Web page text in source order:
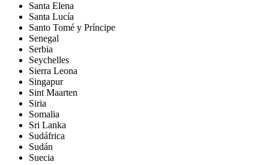
Santa Elena
Santa Lucía
Santo Tomé y Príncipe
Senegal
Serbia
Seychelles
Sierra Leona
Singapur
Sint Maarten
Siria
Somalia
Sri Lanka
Sudáfrica
Sudán
Suecia